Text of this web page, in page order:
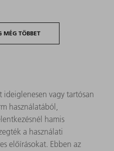
MÉG TÖBBET
ideiglenesen vagy tartósan
használatából,
hamis
a használati
előírásokat. Ebben az